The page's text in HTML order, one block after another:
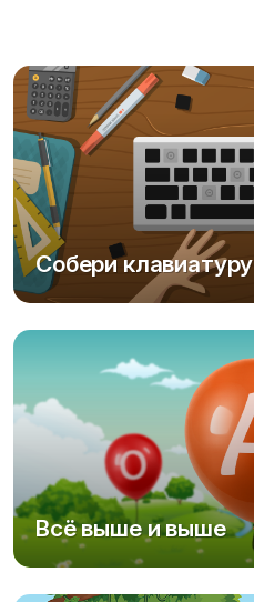
Собери клавиатуру
Всё выше и выше